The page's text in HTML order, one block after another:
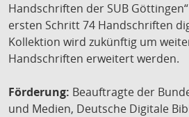
Handschriften der SUB
ersten Schritt 74 Handschriften
Kollektion wird zukünftig um
Handschriften erweitert werden.
Förderung: Beauftragte der
und Medien, Deutsche Digitale